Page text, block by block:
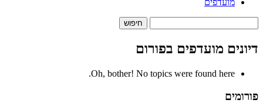
מועדפים
topics:
דיונים מועדפים בפורום
Oh, bother! No topics were found here.
פורומים